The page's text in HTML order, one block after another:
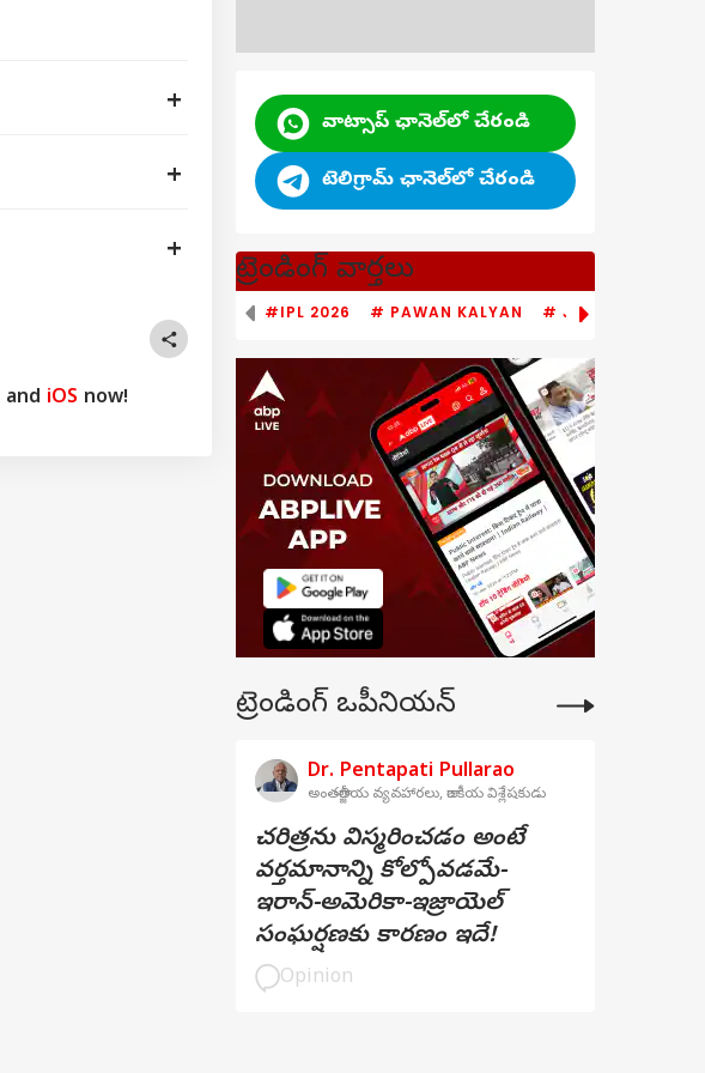
and iOS now!
వాట్సాప్ ఛానెల్‌లో చేరండి
టెలిగ్రామ్ ఛానెల్‌లో చేరండి
ట్రెండింగ్ వార్తలు
#IPL 2026 # PAWAN KALYAN # JAGAN MOHAN
ట్రెండింగ్ ఒపీనియన్
Dr. Pentapati Pullarao
అంతర్జాతీయ వ్యవహారలు, రాజకీయ విశ్లేషకుడు
చరిత్రను విస్మరించడం అంటే
వర్తమానాన్ని కోల్పోవడమే-
ఇరాన్-అమెరికా-ఇజ్రాయెల్
సంఘర్షణకు కారణం ఇదే!
Opinion